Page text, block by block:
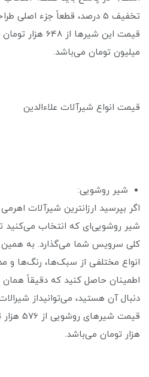
تخفیف 5 درصد، قطعاً جزء
میلیون تومان می‌باشد.
قیمت انواع شیرآلات علاءالدین
شیر روشویی:
اگر بپرسید ارزانترین شیرآلات
شیر روشویی‌ای که انتخاب می‌کنید
کلی سرویس شما می‌گذارد. به همین
انواع مختلفی از سبک‌ها، رنگ‌ها و
اطمینان حاصل کنید که دقیقاً همان
دنبال آن هستید، می‌توانیداز
هزار تومان می‌باشد.